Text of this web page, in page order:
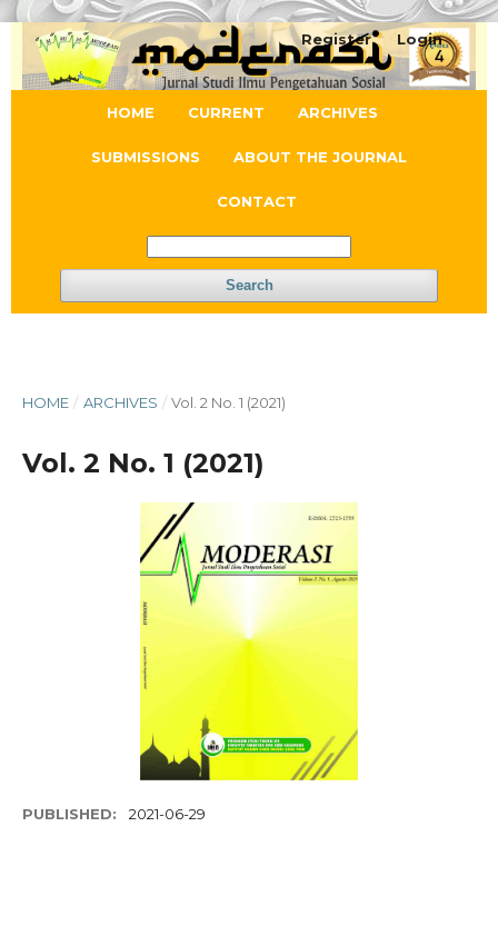
HOME CURRENT ARCHIVES
SUBMISSIONS ABOUT THE JOURNAL
CONTACT
Search
Register Login
HOME / ARCHIVES / Vol. 2 No. 1 (2021)
Vol. 2 No. 1 (2021)
PUBLISHED: 2021-06-29